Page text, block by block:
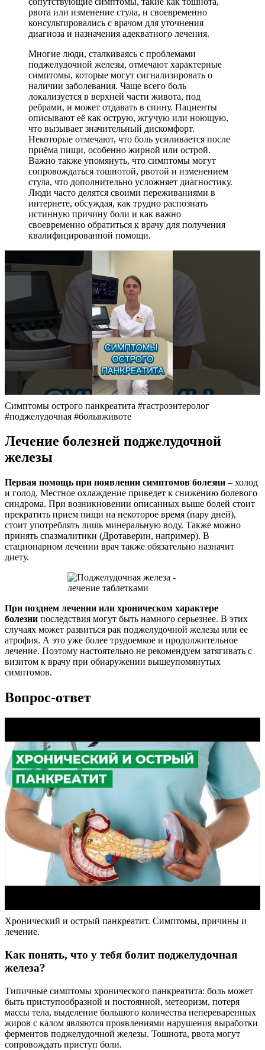
рвота или изменение стула, и своевременно
консультировались с врачом для уточнения
диагноза и назначения адекватного лечения.
Многие люди, сталкиваясь с проблемами
поджелудочной железы, отмечают характерные
симптомы, которые могут сигнализировать о
наличии заболевания. Чаще всего боль
локализуется в верхней части живота, под
ребрами, и может отдавать в спину. Пациенты
описывают её как острую, жгучую или ноющую,
что вызывает значительный дискомфорт.
Некоторые отмечают, что боль усиливается после
приёма пищи, особенно жирной или острой.
Важно также упомянуть, что симптомы могут
сопровождаться тошнотой, рвотой и изменением
стула, что дополнительно усложняет диагностику.
Люди часто делятся своими переживаниями в
интернете, обсуждая, как трудно распознать
истинную причину боли и как важно
своевременно обратиться к врачу для получения
квалифицированной помощи.
Симптомы острого панкреатита #гастроэнтеролог
#поджелудочная #больвживоте
Лечение болезней поджелудочной
железы
Первая помощь при появлении симптомов болезни – холод
и голод. Местное охлаждение приведет к снижению болевого
синдрома. При возникновении описанных выше болей стоит
прекратить прием пищи на некоторое время (пару дней),
стоит употреблять лишь минеральную воду. Также можно
принять спазмалитики (Дротаверин, например). В
стационарном лечении врач также обязательно назначит
диету.
При позднем лечении или хроническом характере
болезни последствия могут быть намного серьезнее. В этих
случаях может развиться рак поджелудочной железы или ее
атрофия. А это уже более трудоемкое и продолжительное
лечение. Поэтому настоятельно не рекомендуем затягивать с
визитом к врачу при обнаружении вышеупомянутых
симптомов.
Вопрос-ответ
Хронический и острый панкреатит. Симптомы, причины и
лечение.
Как понять, что у тебя болит поджелудочная
железа?
Типичные симптомы хронического панкреатита: боль может
быть приступообразной и постоянной, метеоризм, потеря
массы тела, выделение большого количества непереваренных
жиров с калом являются проявлениями нарушения выработки
ферментов поджелудочной железы. Тошнота, рвота могут
сопровождать приступ боли.